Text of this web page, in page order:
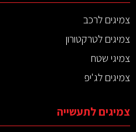
צמיגים לרכב
צמיגים לטרקטורון
צמיגי שטח
צמיגים לג'יפ
צמיגים לתעשייה